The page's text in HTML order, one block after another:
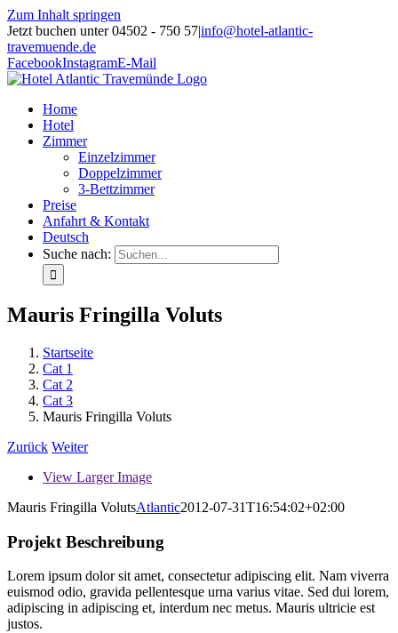
Zum Inhalt springen
Jetzt buchen unter 04502 - 750 57|info@hotel-atlantic-
travemuende.de
FacebookInstagramE-Mail
Home
Hotel
Zimmer
Einzelzimmer
Doppelzimmer
3-Bettzimmer
Preise
Anfahrt & Kontakt
Deutsch
Suche nach:
Mauris Fringilla Voluts
Startseite
Cat 1
Cat 2
Cat 3
Mauris Fringilla Voluts
Zurück Weiter
View Larger Image
Mauris Fringilla VolutsAtlantic2012-07-31T16:54:02+02:00
Projekt Beschreibung
Lorem ipsum dolor sit amet, consectetur adipiscing elit. Nam viverra
euismod odio, gravida pellentesque urna varius vitae. Sed dui lorem,
adipiscing in adipiscing et, interdum nec metus. Mauris ultricie est
justos.